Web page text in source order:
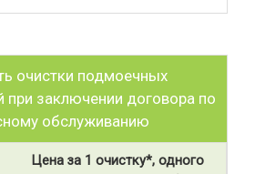
очистки подмоечных
при заключении договора по
обслуживанию
Цена за 1 очистку*, одного